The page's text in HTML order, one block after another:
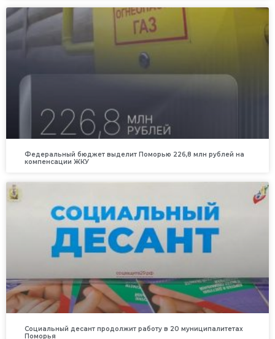
Федеральный бюджет выделит Поморью 226,8 млн рублей на
компенсации ЖКУ
Социальный десант продолжит работу в 20 муниципалитетах
Поморья